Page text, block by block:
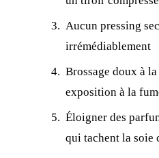
Aucun pressing
irrémédiablement
Brossage doux à
exposition à la
Éloigner des
qui tachent la soie